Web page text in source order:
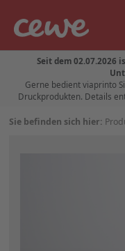
Seit dem 02.07.2026
Gerne bedient viaprinto
Druckprodukten. Details
Sie befinden sich hier: